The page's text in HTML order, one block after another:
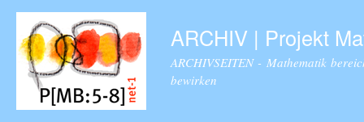
ARCHIV | Projekt
ARCHIVSEITEN - Mathematik
bewirken